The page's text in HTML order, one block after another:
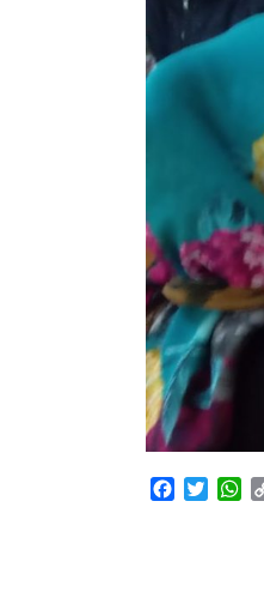
FacebookTwitter